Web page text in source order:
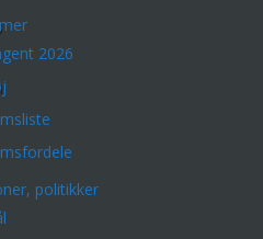
2026
politikker